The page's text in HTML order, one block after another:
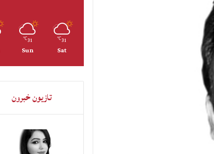
31
℃
Sat
31
℃
Sun
تازيون خبرون